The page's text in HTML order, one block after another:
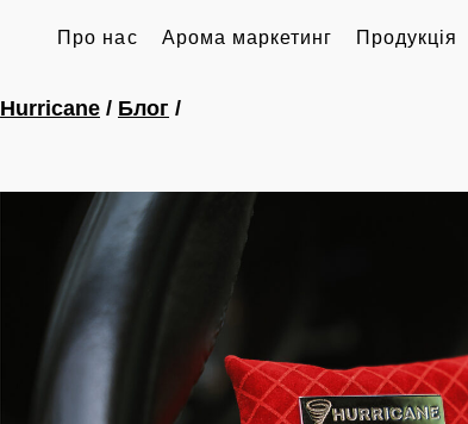
Про нас Арома маркетинг Продукція
Hurricane / Блог /